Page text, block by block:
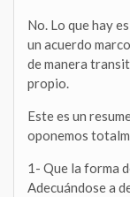
No. Lo que hay
un acuerdo
de manera
propio.
Este es un
oponemos
1- Que la forma
Adecuándose a